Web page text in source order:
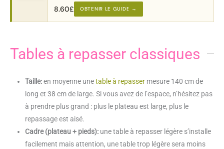
8.60£ OBTENIR LE GUIDE →
Tables à repasser classiques
Taille:en moyenne unetable à repasser mesure 140 cm de
long et 38 cm de large. Si vous avez de l’espace, n’hésitez pas
à prendre plus grand : plus le plateau est large, plus le
repassage est aisé.
Cadre (plateau + pieds): une table à repasser légère s’installe
facilement mais attention, une table trop légère sera moins